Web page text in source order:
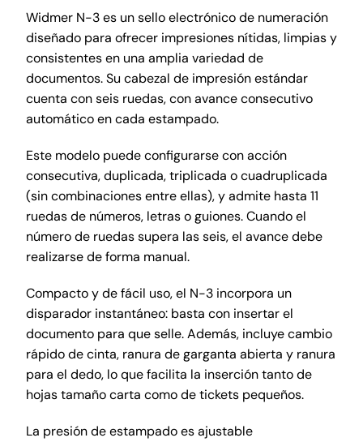
Widmer N-3 es un sello electrónico de numeración
diseñado para ofrecer impresiones nítidas, limpias y
consistentes en una amplia variedad de
documentos. Su cabezal de impresión estándar
cuenta con seis ruedas, con avance consecutivo
automático en cada estampado.
Este modelo puede configurarse con acción
consecutiva, duplicada, triplicada o cuadruplicada
(sin combinaciones entre ellas), y admite hasta 11
ruedas de números, letras o guiones. Cuando el
número de ruedas supera las seis, el avance debe
realizarse de forma manual.
Compacto y de fácil uso, el N-3 incorpora un
disparador instantáneo: basta con insertar el
documento para que selle. Además, incluye cambio
rápido de cinta, ranura de garganta abierta y ranura
para el dedo, lo que facilita la inserción tanto de
hojas tamaño carta como de tickets pequeños.
La presión de estampado es ajustable